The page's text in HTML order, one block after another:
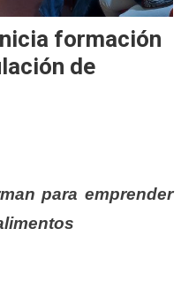
formación
de
para emprender